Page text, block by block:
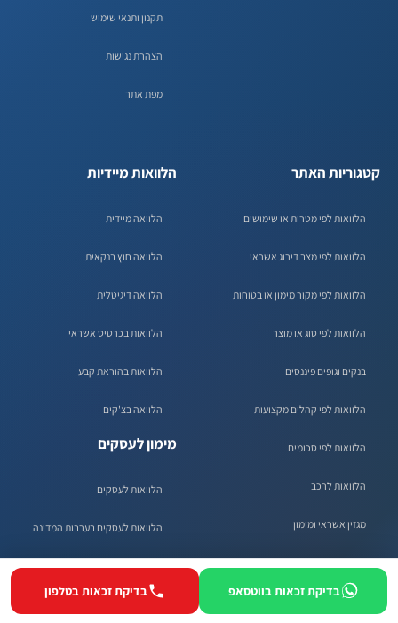
תקנון ותנאי שימוש
הצהרת נגישות
מפת אתר
קטגוריות האתר
הלוואות לפי מטרות או שימושים
הלוואות לפי מצב דירוג אשראי
הלוואות לפי מקור מימון או בטוחות
הלוואות לפי סוג או מוצר
בנקים וגופים פיננסים
הלוואות לפי קהלים מקצועות
הלוואות לפי סכומים
הלוואות לרכב
מגזין אשראי ומימון
כלים ומחשבונים
הלוואות מיידיות
הלוואה מיידית
הלוואה חוץ בנקאית
הלוואה דיגיטלית
הלוואות בכרטיס אשראי
הלוואות בהוראת קבע
הלוואה בצ'קים
מימון לעסקים
הלוואות לעסקים
הלוואות לעסקים בערבות המדינה
קרנות להלוואות לעסקים
בדיקת זכאות בווטסאפ בדיקת זכאות בטלפון